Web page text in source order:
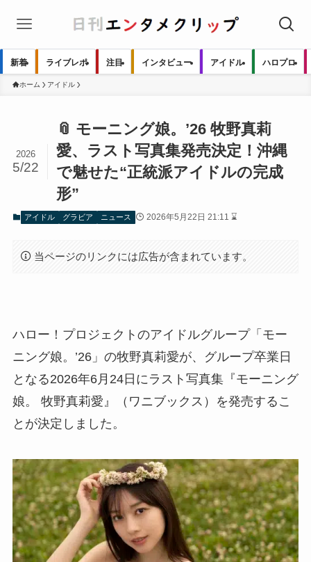
新着 ライブレポ 注目 インタビュー アイドル ハロプロ
ホーム アイドル
📎 モーニング娘。’26 牧野真莉
愛、ラスト写真集発売決定！沖縄
で魅せた“正統派アイドルの完成
形”
2026
5/22
アイドル グラビア ニュース 2026年5月22日 21:11 ⌛
当ページのリンクには広告が含まれています。
ハロー！プロジェクトのアイドルグループ「モー
ニング娘。’26」の牧野真莉愛が、グループ卒業日
となる2026年6月24日にラスト写真集『モーニング
娘。 牧野真莉愛』（ワニブックス）を発売するこ
とが決定しました。